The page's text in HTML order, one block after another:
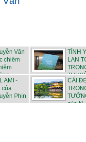
Văn
chiêm
...
TÌNH
LAN
AMI -
của
Phin
CÁI
của